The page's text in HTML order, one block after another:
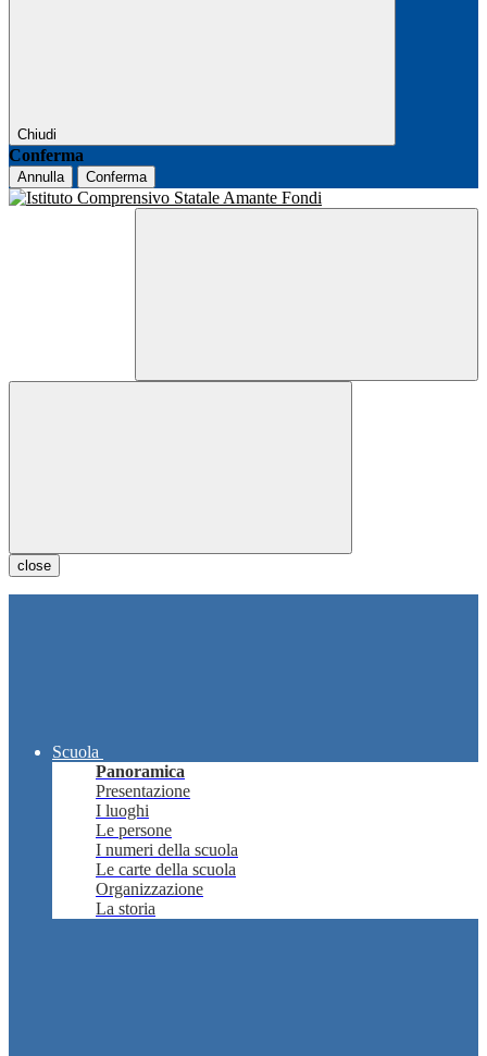
Chiudi
Conferma
Annulla Conferma
close
Scuola
Panoramica
Presentazione
I luoghi
Le persone
I numeri della scuola
Le carte della scuola
Organizzazione
La storia